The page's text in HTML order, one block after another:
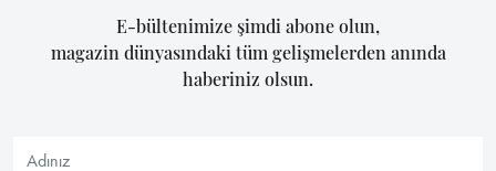
E-bültenimize şimdi abone olun,
magazin dünyasındaki tüm gelişmelerden anında
haberiniz olsun.